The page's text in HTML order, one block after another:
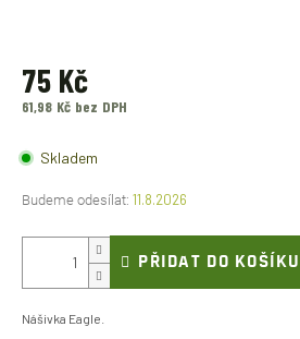
75 Kč
61,98 Kč bez DPH
cena:Skladem
11.8.2026
PŘIDAT DO KOŠÍKU
Nášivka Eagle.